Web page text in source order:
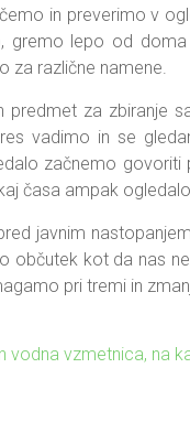
in preverimo v
gremo lepo od
za različne namene.
predmet za zbiranje
vadimo in se
začnemo govoriti
časa ampak
javnim
občutek kot da nas
pri tremi in
vodna vzmetnica, na